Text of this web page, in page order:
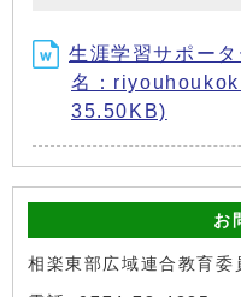
生涯学習サポー
名：
35.50KB)
お
相楽東部広域連合教育委